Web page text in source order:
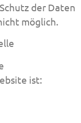
der Daten
möglich.
ist: